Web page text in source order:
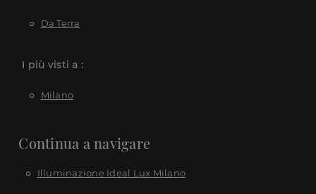
Da Terra
I più visti a :
Milano
Continua a navigare
Illuminazione Ideal Lux Milano